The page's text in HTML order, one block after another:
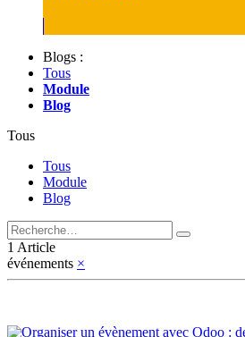
Blogs :
Tous
Module
Blog
Tous
Tous
Module
Blog
1 Article
événements ×